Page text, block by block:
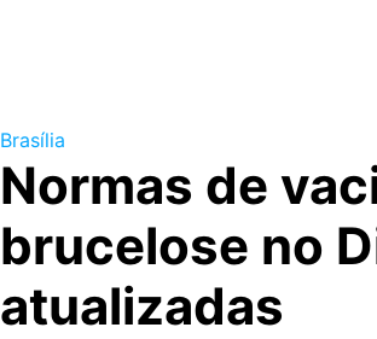
Brasília
Normas de
brucelose no
atualizadas